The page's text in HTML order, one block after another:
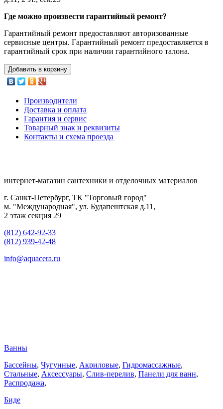
Где можно произвести гарантийный ремонт?
Гарантийный ремонт предоставляют авторизованные
сервисные центры. Гарантийный ремонт предоставляется в
гарантийный срок при наличии гарантийного талона.
Добавить в корзину
Производители
Доставка и оплата
Гарантия и сервис
Товарный знак и реквизиты
Контакты и схема проезда
интернет-магазин сантехники и отделочных материалов
г. Санкт-Петербург, ТК "Торговый город"
м. "Международная", ул. Будапештская д.11,
2 этаж секция 29
(812) 642-92-33
(812) 939-42-48
info@aquacera.ru
Ванны
Бассейны, Чугунные, Акриловые, Гидромассажные,
Стальные, Аксессуары, Слив-перелив, Панели для ванн,
Распродажа,
Биде